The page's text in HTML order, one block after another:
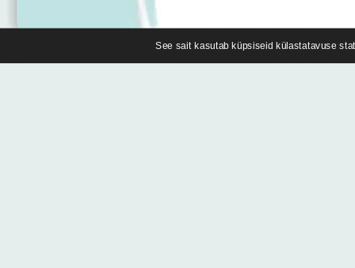
See sait kasutab küpsiseid külastatavuse